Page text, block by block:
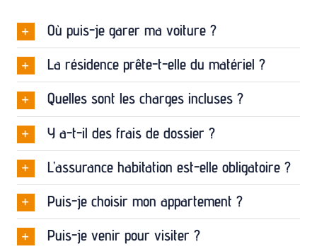
Y a-t-il des frais de dossier ?
L’assurance habitation est-elle obligatoire ?
Puis-je choisir mon appartement ?
Puis-je venir pour visiter ?
Vous avez une question ?